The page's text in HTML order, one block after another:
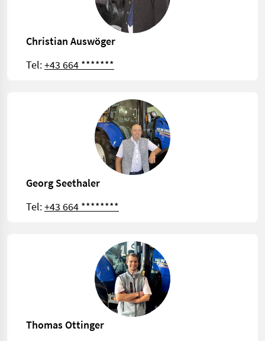
Christian Auswöger
Tel:+43 664 *******
Georg Seethaler
Tel:+43 664 ********
Thomas Ottinger